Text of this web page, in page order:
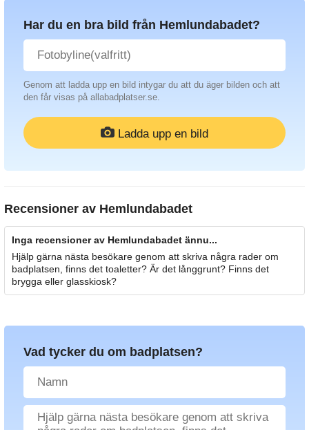
Har du en bra bild från Hemlundabadet?
Genom att ladda upp en bild intygar du att du äger bilden och att
den får visas på allabadplatser.se.
Ladda upp en bild
Recensioner av Hemlundabadet
Inga recensioner av Hemlundabadet ännu...
Hjälp gärna nästa besökare genom att skriva några rader om
badplatsen, finns det toaletter? Är det långgrunt? Finns det
brygga eller glasskiosk?
Vad tycker du om badplatsen?